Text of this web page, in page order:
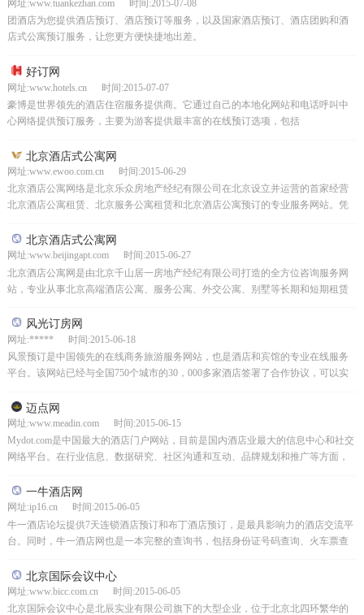
网址:www.tuankezhan.com 时间:2015-07-08
团酒店为您提供酒店预订、酒店预订等服务，以及国家酒店预订、酒店团购和酒
店式公寓预订服务，让您更方便快捷地出差。
好订网
网址:www.hotels.cn 时间:2015-07-07
豪博是世界领先的酒店住宿服务提供商。它通过自己的本地化网站和电话呼叫中
心网络提供预订服务，主要为游客提供最丰富的在线预订选项，包括
北京酒店式公寓网
网址:www.ewoo.com.cn 时间:2015-06-29
北京酒店公寓网络是北京乐众房地产经纪有限公司在北京设立并运营的首家经营
北京酒店公寓租赁、北京服务公寓租赁和北京酒店公寓预订的专业服务网站。凭
北京酒店式公寓网
网址:www.beijingapt.com 时间:2015-06-27
北京酒店公寓网是由北京千山居一房地产经纪有限公司打造的全方位咨询服务网
站，专业从事北京高端酒店公寓、服务公寓、外交公寓、别墅等长期和短期租赁
风光订房网
网址:***** 时间:2015-06-18
风景预订是中国领先的在线商务旅游服务网站，也是酒店和宾馆的专业在线服务
平台。该网站已经与全国750个城市的30，000多家酒店签署了合作协议，可以实
迈点网
网址:www.meadin.com 时间:2015-06-15
Mydot.com是中国最大的酒店门户网站，目前是国内酒店业最大的信息中心和社交
网络平台。在行业信息、数据研究、社区沟通和互动、品牌规划和推广等方面，
一牛酒店网
网址:ip16.cn 时间:2015-06-05
牛一酒店论坛提供7天连锁酒店预订和布丁酒店预订，是最具影响力的酒店交流平
台。同时，牛一酒店网也是一本完整的查询书，包括身份证号码查询、火车票查
北京国际会议中心
网址:www.bicc.com.cn 时间:2015-06-05
北京国际会议中心是北辰实业有限公司旗下的大型企业，位于北京北四环繁华的